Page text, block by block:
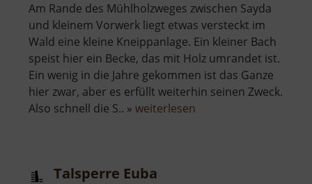
Am Rande des Mühlholzweges zwischen Sayda
und kleinem Vorwerk liegt etwas versteckt im
Wald eine kleine Kneippanlage. Ein kleiner Bach
speist hier ein Becke, das mit Holz umrandet ist.
Ein wenig in die Jahre gekommen ist das Ganze
hier zwar, aber es erfüllt weiterhin seinen Zweck.
Also schnell die S.. » weiterlesen
Talsperre Euba